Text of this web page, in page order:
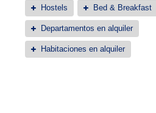
Hostels Bed & Breakfast
Departamentos en alquiler
Habitaciones en alquiler